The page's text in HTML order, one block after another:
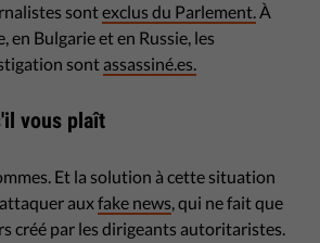
sontexclus du Parlement.À
en Bulgarie et en Russie, les
sont assassiné.es.
vous plaît
Et la solution à cette situation
auxfake news, qui ne fait que
créé par les dirigeants autoritaristes.